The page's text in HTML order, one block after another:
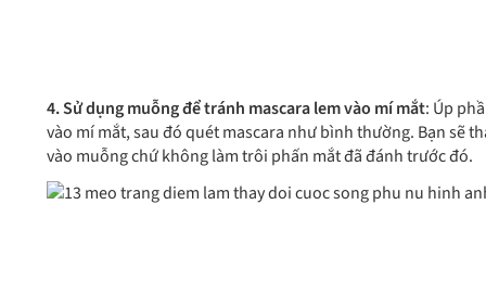
4. Sử dụng muỗng để tránh mascara lem vào mí mắt: Úp
vào mí mắt, sau đó quét mascara như bình thường. Bạn sẽ
vào muỗng chứ không làm trôi phấn mắt đã đánh trước đó.